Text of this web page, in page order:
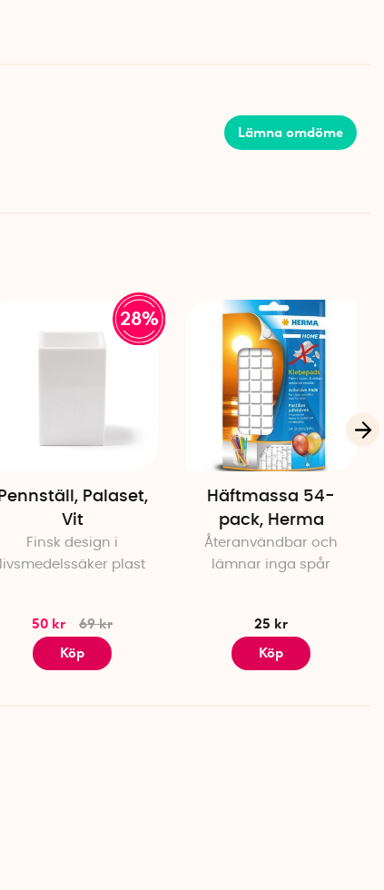
Lämna omdöme
28%
Pennställ, Palaset,
Vit
Finsk design i
livsmedelssäker plast
50 kr
69 kr
Köp
Häftmassa 54-
pack, Herma
Återanvändbar och
lämnar inga spår
25 kr
Köp